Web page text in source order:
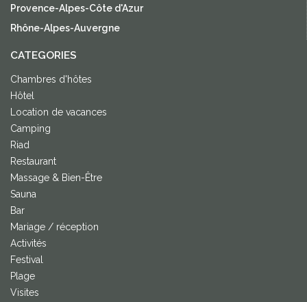
Provence-Alpes-Côte d'Azur
Rhône-Alpes-Auvergne
CATEGORIES
Chambres d'hôtes
Hôtel
Location de vacances
Camping
Riad
Restaurant
Massage & Bien-Être
Sauna
Bar
Mariage / réception
Activités
Festival
Plage
Visites